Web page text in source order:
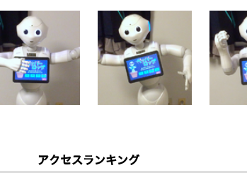
アクセスランキング